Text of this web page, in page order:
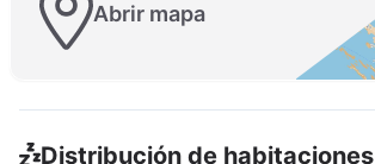
Abrir mapa
Distribución de habitaciones